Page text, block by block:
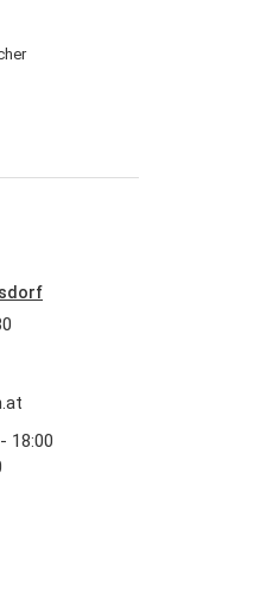
18:00